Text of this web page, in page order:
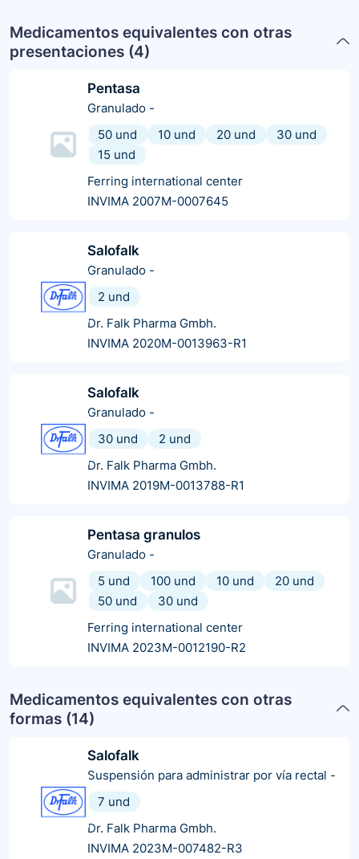
Medicamentos equivalentes con otras
presentaciones (4)
Pentasa
Granulado -
50 und
10 und 20 und
30 und
15 und
Ferring international center
INVIMA 2007M-0007645
Salofalk
Granulado -
2 und
Dr. Falk Pharma Gmbh.
INVIMA 2020M-0013963-R1
Salofalk
Granulado -
30 und
2 und
Dr. Falk Pharma Gmbh.
INVIMA 2019M-0013788-R1
Pentasa granulos
Granulado -
5 und
100 und 10 und
20 und
50 und
30 und
Ferring international center
INVIMA 2023M-0012190-R2
Medicamentos equivalentes con otras
formas (14)
Salofalk
Suspensión para administrar por vía rectal -
7 und
Dr. Falk Pharma Gmbh.
INVIMA 2023M-007482-R3